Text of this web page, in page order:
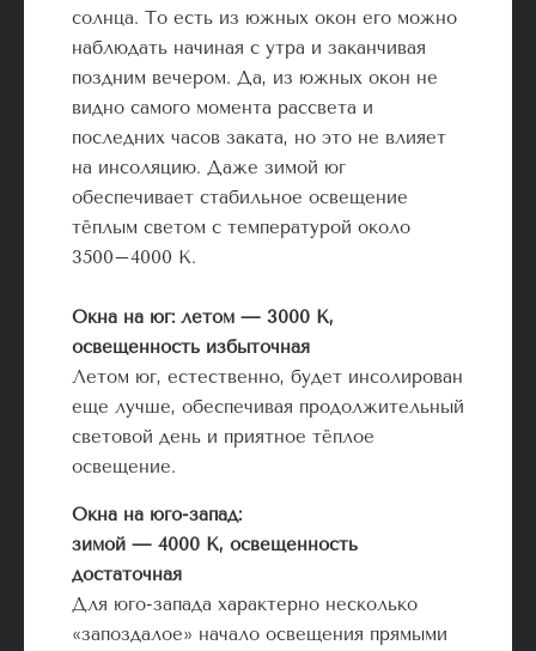
солнца. То есть из южных окон его можно
наблюдать начиная с утра и заканчивая
поздним вечером. Да, из южных окон не
видно самого момента рассвета и
последних часов заката, но это не влияет
на инсоляцию. Даже зимой юг
обеспечивает стабильное освещение
тёплым светом с температурой около
3500–4000 К.
Окна на юг: летом — 3000 К,
освещенность избыточная
Летом юг, естественно, будет инсолирован
еще лучше, обеспечивая продолжительный
световой день и приятное тёплое
освещение.
Окна на юго-запад:
зимой — 4000 К, освещенность
достаточная
Для юго-запада характерно несколько
«запоздалое» начало освещения прямыми